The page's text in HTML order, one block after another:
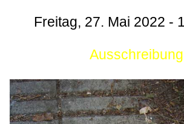
Freitag, 27. Mai 2022 -
Ausschreibung